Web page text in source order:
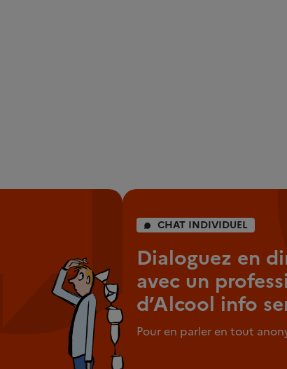
CHAT INDIVIDUEL
Dialoguez en
avec un
d’Alcool info
Pour en parler en tout